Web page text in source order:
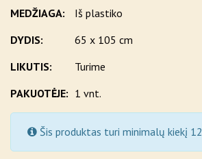
MEDŽIAGA:
Iš plastiko
DYDIS:
65 x 105 cm
LIKUTIS:
Turime
PAKUOTĖJE: 1 vnt.
Šis produktas turi minimalų kiekį 12